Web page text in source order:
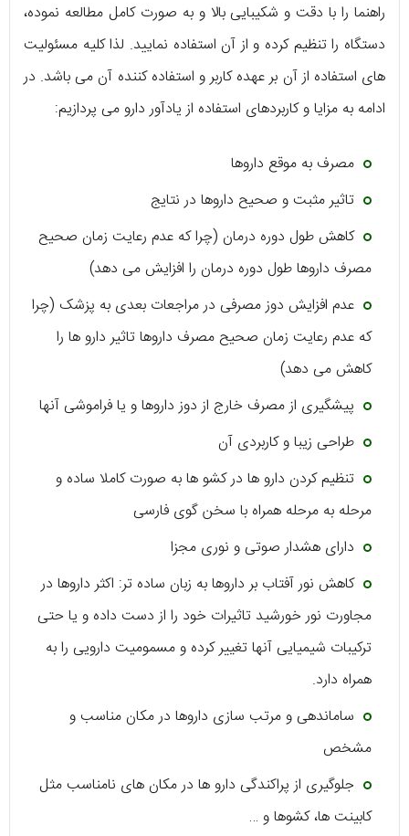
راهنما را با دقت و شکیبایی بالا و به صورت کامل مطالعه نموده،
دستگاه را تنظیم کرده و از آن استفاده نمایید. لذا کلیه مسئولیت
های استفاده از آن بر عهده کاربر و استفاده کننده آن می باشد. در
ادامه به مزایا و کاربردهای استفاده از یادآور دارو می پردازیم:
مصرف به موقع داروها
تاثیر مثبت و صحیح داروها در نتایج
کاهش طول دوره درمان (چرا که عدم رعایت زمان صحیح
مصرف داروها طول دوره درمان را افزایش می دهد)
عدم افزایش دوز مصرفی در مراجعات بعدی به پزشک (چرا
که عدم رعایت زمان صحیح مصرف داروها تاثیر دارو ها را
کاهش می دهد)
پیشگیری از مصرف خارج از دوز داروها و یا فراموشی آنها
طراحی زیبا و کاربردی آن
تنظیم کردن دارو ها در کشو ها به صورت کاملا ساده و
مرحله به مرحله همراه با سخن گوی فارسی
دارای هشدار صوتی و نوری مجزا
کاهش نور آفتاب بر داروها به زبان ساده تر: اکثر داروها در
مجاورت نور خورشید تاثیرات خود را از دست داده و یا حتی
ترکیبات شیمیایی آنها تغییر کرده و مسمومیت دارویی را به
همراه دارد.
ساماندهی و مرتب سازی داروها در مکان مناسب و
مشخص
جلوگیری از پراکندگی دارو ها در مکان های نامناسب مثل
کابینت ها، کشوها و …